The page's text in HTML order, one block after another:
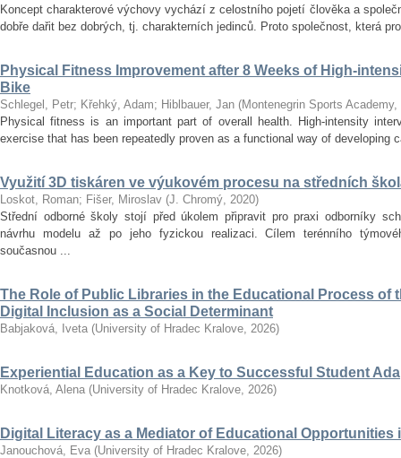
Koncept charakterové výchovy vychází z celostního pojetí člověka a
dobře dařit bez dobrých, tj. charakterních jedinců. Proto společnost, která
Physical Fitness Improvement after 8 Weeks of High-
Bike
Schlegel, Petr; Křehký, Adam; Hiblbauer, Jan (Montenegrin Sports Academy,
Physical fitness is an important part of overall health. High-intensity
exercise that has been repeatedly proven as a functional way of developing
Využití 3D tiskáren ve výukovém procesu na středních
Loskot, Roman; Fišer, Miroslav (J. Chromý, 2020)
Střední odborné školy stojí před úkolem připravit pro praxi odborníky
návrhu modelu až po jeho fyzickou realizaci. Cílem terénního
současnou ...
The Role of Public Libraries in the Educational Process of
Digital Inclusion as a Social Determinant
Babjaková, Iveta (University of Hradec Kralove, 2026)
Experiential Education as a Key to Successful Student
Knotková, Alena (University of Hradec Kralove, 2026)
Digital Literacy as a Mediator of Educational Opportunities
Janouchová, Eva (University of Hradec Kralove, 2026)